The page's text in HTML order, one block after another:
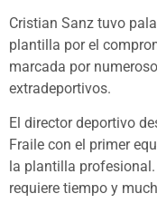
Cristian Sanz tuvo
plantilla por el
marcada por
extradeportivos.
El director deportivo
Fraile con el primer
la plantilla
requiere tiempo y